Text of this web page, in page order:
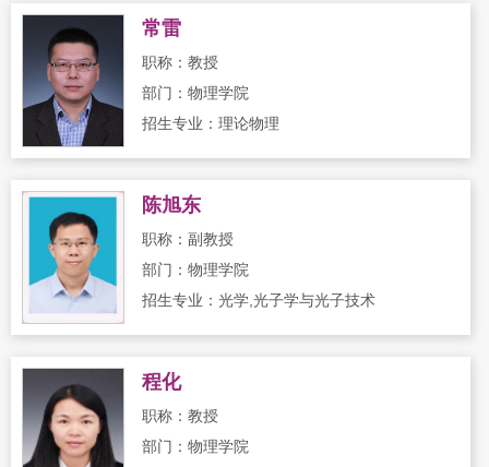
常雷
职称：教授
部门：物理学院
招生专业：理论物理
陈旭东
职称：副教授
部门：物理学院
招生专业：光学,光子学与光子技术
程化
职称：教授
部门：物理学院